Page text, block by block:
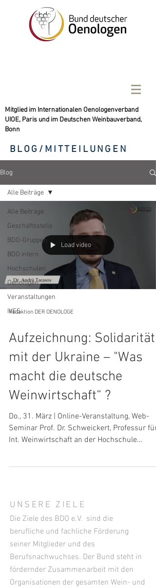
Mitglied im Internationalen Oenologenverband
UIOE, Paris und im Deutschen Weinbauverband,
Bonn
BLOG/MITTEILUNGEN
Blog
Alle Beiträge
Geschäftsstelle
BDO-Gruppen
BDO intern
Hochschulen
Oenologen
Veranstaltungen
IVES
Alle Beiträge
Load video
Redaktion DER OENOLOGE
Aufzeichnung: Solidarität
mit der Ukraine – "Was
macht die deutsche
Weinwirtschaft“ ?
Do., 31. März | Online-Veranstaltung, Web-
Seminar Prof. Dr. Schweickert, Professur für
Int. Weinwirtschaft an der Hochschule
UNSERE ZIELE
Die Ziele des BDO e.V. sind die
berufliche und fachliche Förderung
seiner Mitglieder und des
Berufsnachwuchses. Der Bund steht in
fördernder Zusammenarbeit mit den
Organisationen der gesamten Wein- und